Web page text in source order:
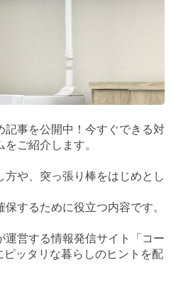
記事を公開中！今すぐできる対
ご紹介します。
や、突っ張り棒をはじめとし
するために役立つ内容です。
運営する情報発信サイト「コー
ッタリな暮らしのヒントを配